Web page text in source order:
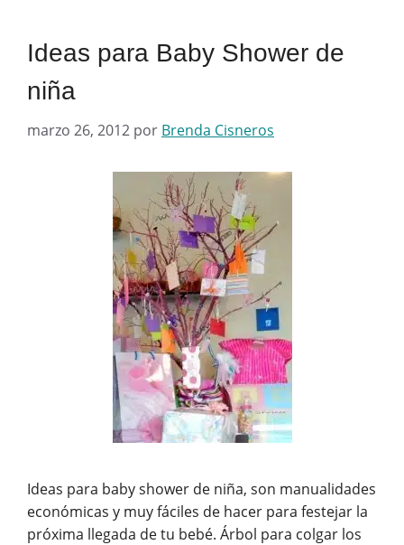
Ideas para Baby Shower de
niña
marzo 26, 2012 por Brenda Cisneros
Ideas para baby shower de niña, son manualidades
económicas y muy fáciles de hacer para festejar la
próxima llegada de tu bebé. Árbol para colgar los